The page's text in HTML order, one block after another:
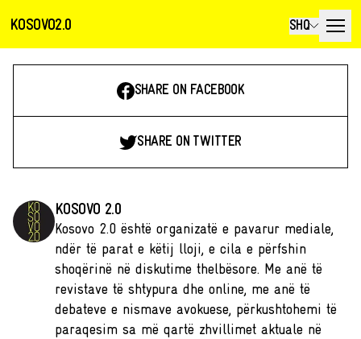
KOSOVO2.0 SHQ
SHARE ON FACEBOOK
SHARE ON TWITTER
KOSOVO 2.0
Kosovo 2.0 është organizatë e pavarur mediale,
ndër të parat e këtij lloji, e cila e përfshin
shoqërinë në diskutime thelbësore. Me anë të
revistave të shtypura dhe online, me anë të
debateve e nismave avokuese, përkushtohemi të
paraqesim sa më qartë zhvillimet aktuale në